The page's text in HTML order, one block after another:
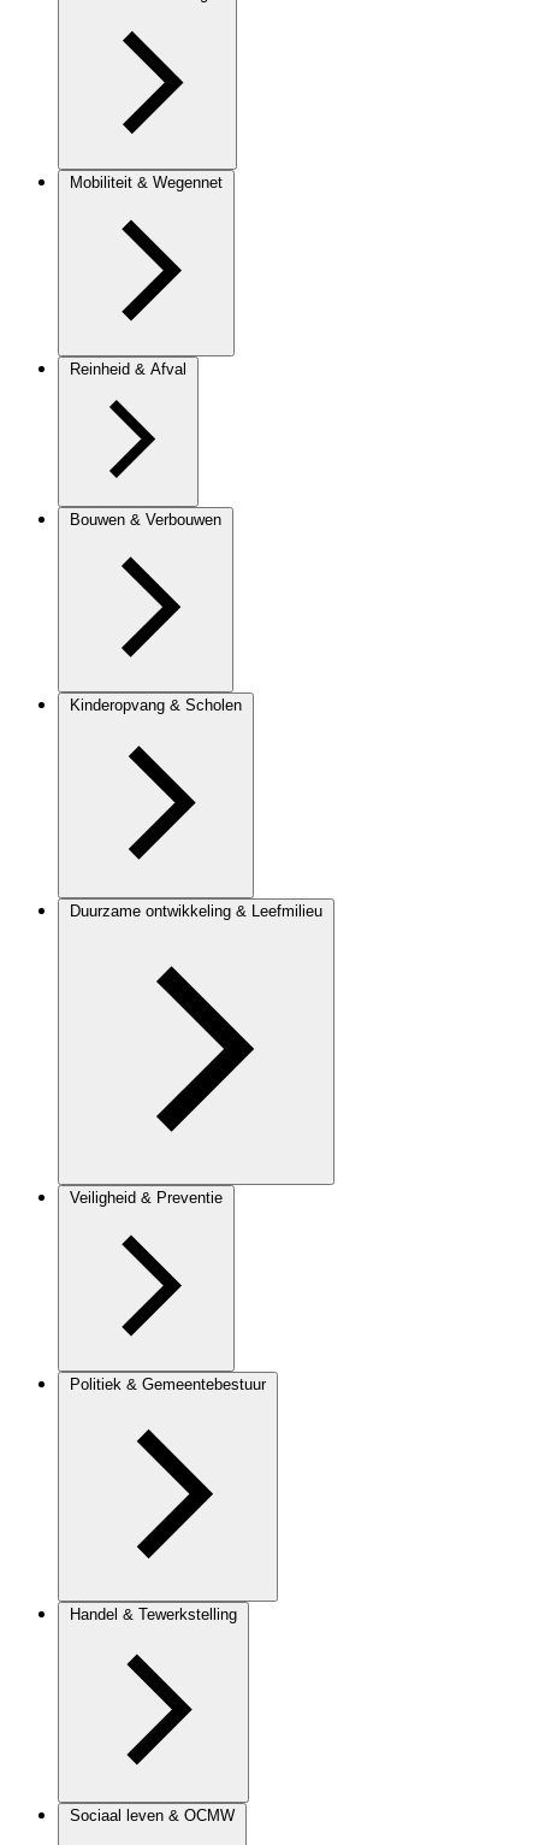
Mobiliteit & Wegennet
Reinheid & Afval
Bouwen & Verbouwen
Kinderopvang & Scholen
Duurzame ontwikkeling & Leefmilieu
Veiligheid & Preventie
Politiek & Gemeentebestuur
Handel & Tewerkstelling
Sociaal leven & OCMW